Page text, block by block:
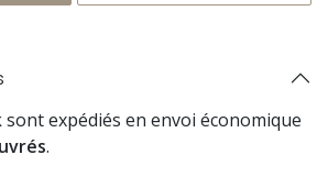
sont expédiés en envoi économique
.